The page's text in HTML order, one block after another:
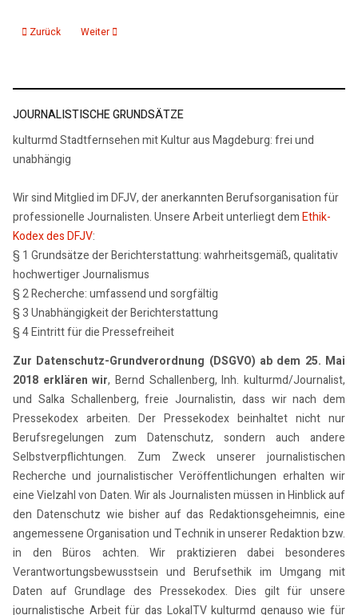
Vorheriger Beitrag: Mediterranean Sundance Paco de Lucia und Al di Meola
Zurück Nächster Beitrag: Luiz Bonfá Manhà de Carneval
Weiter
JOURNALISTISCHE GRUNDSÄTZE
kulturmd Stadtfernsehen mit Kultur aus Magdeburg: frei und
unabhängig
Wir sind Mitglied im DFJV, der anerkannten Berufsorganisation für
professionelle Journalisten. Unsere Arbeit unterliegt demEthik-
Kodex des DFJV:
§ 1 Grundsätze der Berichterstattung: wahrheitsgemäß, qualitativ
hochwertiger Journalismus
§ 2 Recherche: umfassend und sorgfältig
§ 3 Unabhängigkeit der Berichterstattung
§ 4 Eintritt für die Pressefreiheit
Zur Datenschutz-Grundverordnung (DSGVO) ab dem 25. Mai
2018 erklären wir, Bernd Schallenberg, Inh. kulturmd/Journalist,
und Salka Schallenberg, freie Journalistin, dass wir nach dem
Pressekodex arbeiten. Der Pressekodex beinhaltet nicht nur
Berufsregelungen zum Datenschutz, sondern auch andere
Selbstverpflichtungen. Zum Zweck unserer journalistischen
Recherche und journalistischer Veröffentlichungen erhalten wir
eine Vielzahl von Daten. Wir als Journalisten müssen in Hinblick auf
den Datenschutz wie bisher auf das Redaktionsgeheimnis, eine
angemessene Organisation und Technik in unserer Redaktion bzw.
in den Büros achten. Wir praktizieren dabei besonderes
Verantwortungsbewusstsein und Berufsethik im Umgang mit
Daten auf Grundlage des Pressekodex. Dies gilt für unsere
journalistische Arbeit für das LokalTV kulturmd genauso wie für